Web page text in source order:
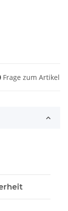
Frage zum Artikel